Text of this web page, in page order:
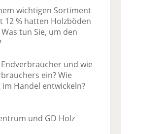
wichtigen Sortiment
12 % hatten Holzböden
tun Sie, um den
und wie
ein? Wie
Handel entwickeln?
und GD Holz